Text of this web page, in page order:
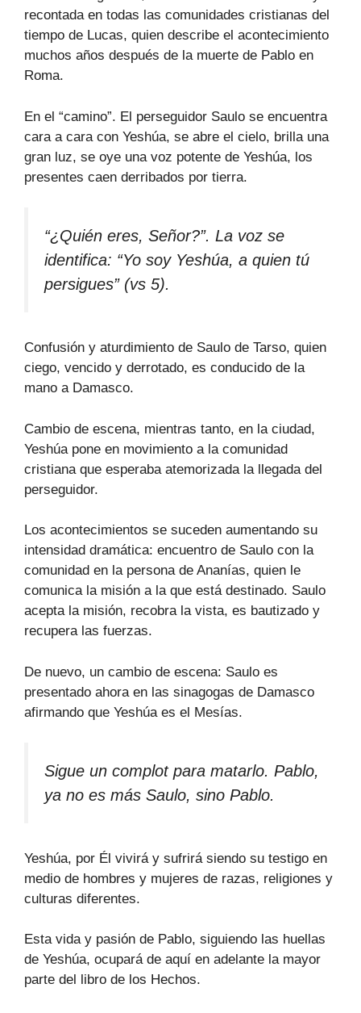
recontada en todas las comunidades cristianas del
tiempo de Lucas, quien describe el acontecimiento
muchos años después de la muerte de Pablo en
Roma.
En el “camino”. El perseguidor Saulo se encuentra
cara a cara con Yeshúa, se abre el cielo, brilla una
gran luz, se oye una voz potente de Yeshúa, los
presentes caen derribados por tierra.
“¿Quién eres, Señor?”. La voz se
identifica: “Yo soy Yeshúa, a quien tú
persigues” (vs 5).
Confusión y aturdimiento de Saulo de Tarso, quien
ciego, vencido y derrotado, es conducido de la
mano a Damasco.
Cambio de escena, mientras tanto, en la ciudad,
Yeshúa pone en movimiento a la comunidad
cristiana que esperaba atemorizada la llegada del
perseguidor.
Los acontecimientos se suceden aumentando su
intensidad dramática: encuentro de Saulo con la
comunidad en la persona de Ananías, quien le
comunica la misión a la que está destinado. Saulo
acepta la misión, recobra la vista, es bautizado y
recupera las fuerzas.
De nuevo, un cambio de escena: Saulo es
presentado ahora en las sinagogas de Damasco
afirmando que Yeshúa es el Mesías.
Sigue un complot para matarlo. Pablo,
ya no es más Saulo, sino Pablo.
Yeshúa, por Él vivirá y sufrirá siendo su testigo en
medio de hombres y mujeres de razas, religiones y
culturas diferentes.
Esta vida y pasión de Pablo, siguiendo las huellas
de Yeshúa, ocupará de aquí en adelante la mayor
parte del libro de los Hechos.